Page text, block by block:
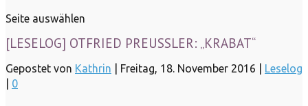
Seite auswählen
[LESELOG] OTFRIED PREUSSLER: „KRABAT“
Gepostet von Kathrin Freitag, 18. November 2016
Leselog
0